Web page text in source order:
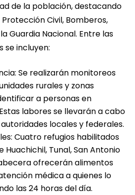
de la población, destacando
Civil, Bomberos,
Guardia Nacional. Entre las
se incluyen:
Se realizarán monitoreos
rurales y zonas
a personas en
labores se llevarán a cabo
locales y federales.
Cuatro refugios habilitados
Huachichil, Tunal, San Antonio
ofrecerán alimentos
médica a quienes lo
las 24 horas del día.